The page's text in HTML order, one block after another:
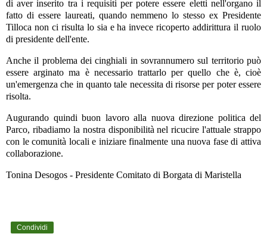
di aver inserito tra i requisiti per potere essere eletti nell'organo il
fatto di essere laureati, quando nemmeno lo stesso ex Presidente
Tilloca non ci risulta lo sia e ha invece ricoperto addirittura il ruolo
di presidente dell'ente.
Anche il problema dei cinghiali in sovrannumero sul territorio può
essere arginato ma è necessario trattarlo per quello che è, cioè
un'emergenza che in quanto tale necessita di risorse per poter essere
risolta.
Augurando quindi buon lavoro alla nuova direzione politica del
Parco, ribadiamo la nostra disponibilità nel ricucire l'attuale strappo
con le comunità locali e iniziare finalmente una nuova fase di attiva
collaborazione.
Tonina Desogos - Presidente Comitato di Borgata di Maristella
Condividi